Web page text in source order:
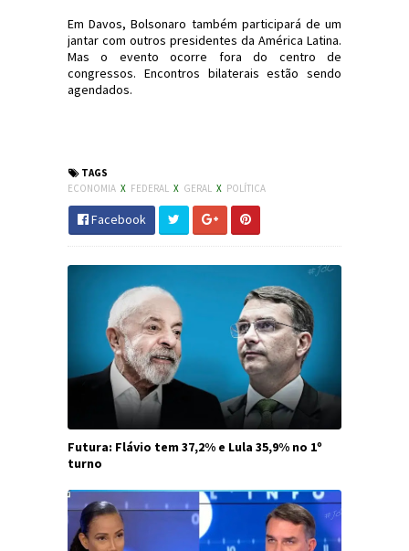
Em Davos, Bolsonaro também participará de um
jantar com outros presidentes da América Latina.
Mas o evento ocorre fora do centro de
congressos. Encontros bilaterais estão sendo
agendados.
TAGS
ECONOMIA X FEDERAL X GERAL X POLÍTICA
Facebook
Futura: Flávio tem 37,2% e Lula 35,9% no 1º
turno